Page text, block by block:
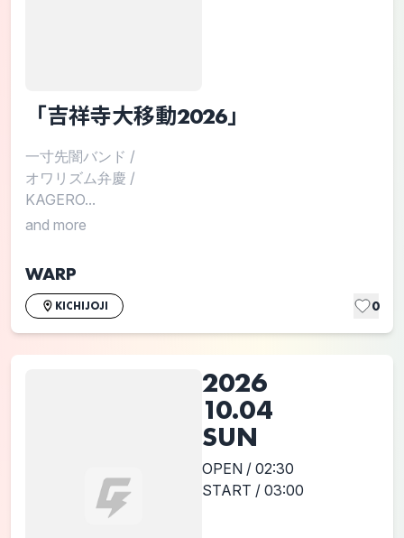
「吉祥寺大移動2026」
一寸先闇バンド /
オワリズム弁慶 /
KAGERO...
and more
WARP
KICHIJOJI 0
2026
10.04
SUN
OPEN / 02:30
START / 03:00